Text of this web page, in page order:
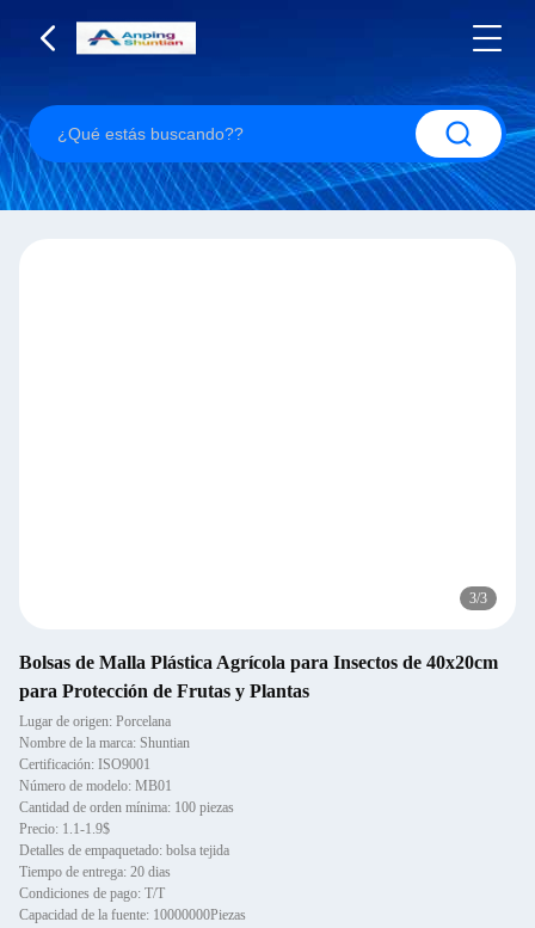
3/3
Bolsas de Malla Plástica Agrícola para Insectos de 40x20cm
para Protección de Frutas y Plantas
Lugar de origen: Porcelana
Nombre de la marca: Shuntian
Certificación: ISO9001
Número de modelo: MB01
Cantidad de orden mínima: 100 piezas
Precio: 1.1-1.9$
Detalles de empaquetado: bolsa tejida
Tiempo de entrega: 20 dias
Condiciones de pago: T/T
Capacidad de la fuente: 10000000Piezas